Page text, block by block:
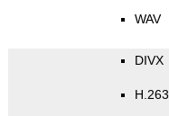
WAV
DIVX
H.263